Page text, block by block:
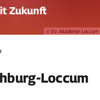
© Ev. Akademie Loccum
Zukunft
Loccum